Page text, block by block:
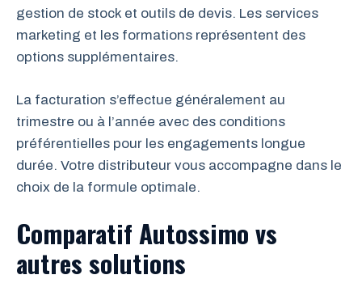
gestion de stock et outils de devis. Les services
marketing et les formations représentent des
options supplémentaires.
La facturation s’effectue généralement au
trimestre ou à l’année avec des conditions
préférentielles pour les engagements longue
durée. Votre distributeur vous accompagne dans le
choix de la formule optimale.
Comparatif Autossimo vs
autres solutions